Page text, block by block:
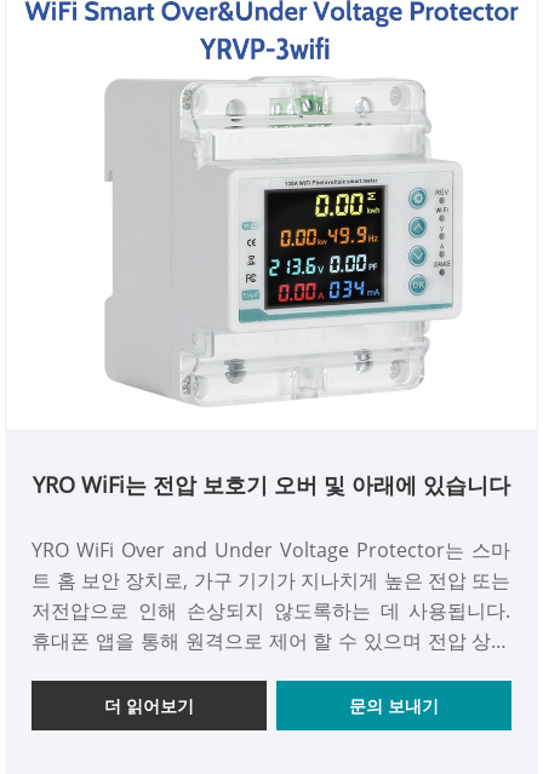
YRO WiFi는 전압 보호기 오버 및 아래에 있습니다
YRO WiFi Over and Under Voltage Protector는 스마
트 홈 보안 장치로, 가구 기기가 지나치게 높은 전압 또는
저전압으로 인해 손상되지 않도록하는 데 사용됩니다.
휴대폰 앱을 통해 원격으로 제어 할 수 있으며 전압 상황
초과하거나 80V 미만으로 떨어지면 기기가 "연소"또는
"작동 할 수 없음"을 방지하기 위해 전원을 자동으로 차
더 읽어보기 문의 보내기